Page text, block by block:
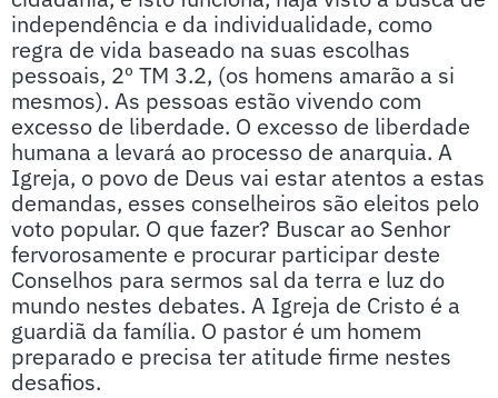
independência e da individualidade, como
regra de vida baseado na suas escolhas
pessoais, 2º TM 3.2, (os homens amarão a si
mesmos). As pessoas estão vivendo com
excesso de liberdade. O excesso de liberdade
humana a levará ao processo de anarquia. A
Igreja, o povo de Deus vai estar atentos a estas
demandas, esses conselheiros são eleitos pelo
voto popular. O que fazer? Buscar ao Senhor
fervorosamente e procurar participar deste
Conselhos para sermos sal da terra e luz do
mundo nestes debates. A Igreja de Cristo é a
guardiã da família. O pastor é um homem
preparado e precisa ter atitude firme nestes
desafios.